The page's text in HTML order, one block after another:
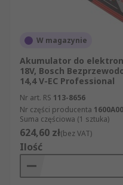
W magazynie
Akumulator do
18V, Bosch
14,4 V-EC Professional
Nr art. RS 113-8656
Nr części producenta
Suma częściowa (1 sztuka)
624,60 zł(bez VAT)
Ilość